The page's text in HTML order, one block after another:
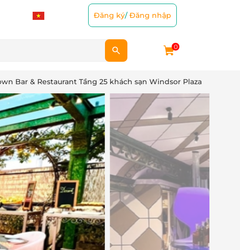
Đăng ký/Đăng nhập
0
Bar & Restaurant Tầng 25 khách sạn Windsor Plaza